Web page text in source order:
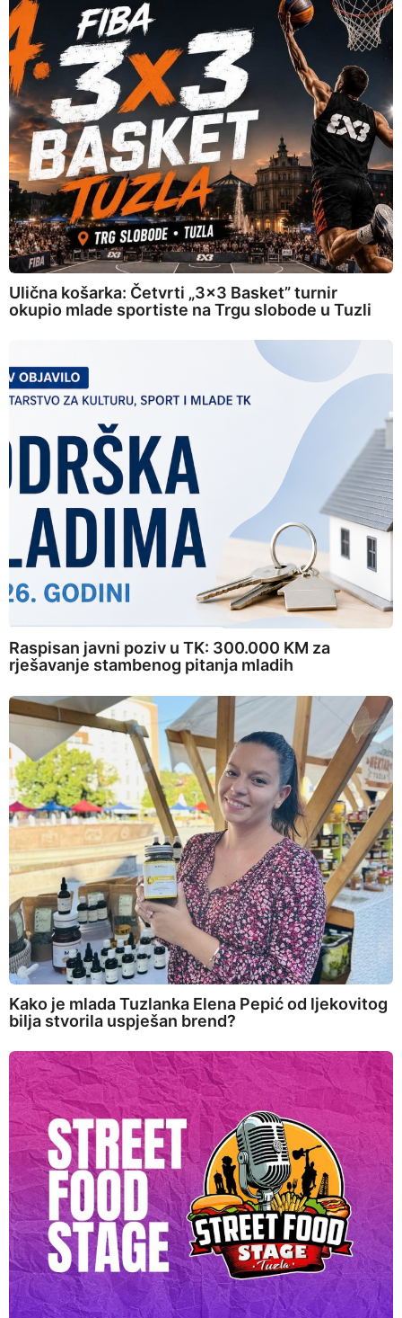
Ulična košarka: Četvrti „3×3 Basket” turnir
okupio mlade sportiste na Trgu slobode u Tuzli
Raspisan javni poziv u TK: 300.000 KM za
rješavanje stambenog pitanja mladih
Kako je mlada Tuzlanka Elena Pepić od ljekovitog
bilja stvorila uspješan brend?